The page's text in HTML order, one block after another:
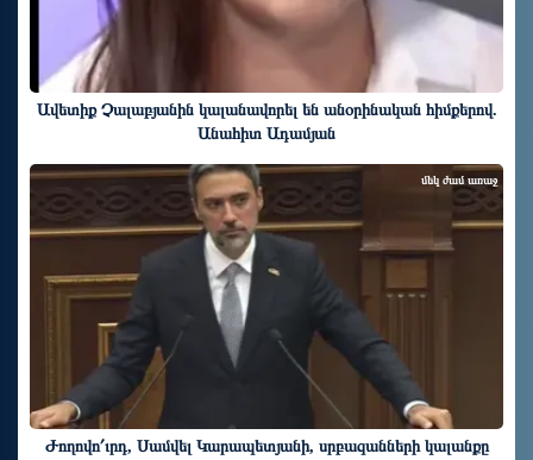
Ավետիք Չալաբյանին կալանավորել են անօրինական հիմքերով.
Անահիտ Ադամյան
Ժողովո՛ւրդ, Սամվել Կարապետյանի, սրբազանների կալանքը
մեկ ժամ առաջ